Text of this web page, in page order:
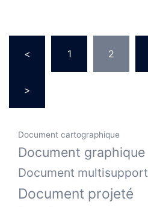
des
publications
< 1 2
>
Document cartographique
Document graphique
Document multisupport
Document projeté